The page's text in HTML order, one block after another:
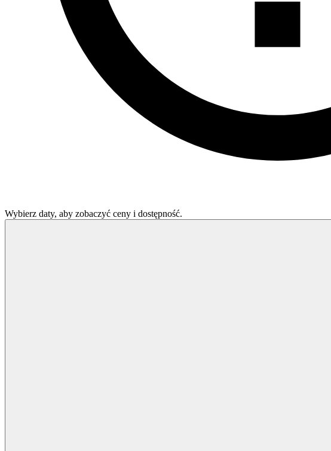
Wybierz daty, aby zobaczyć ceny i dostępność.